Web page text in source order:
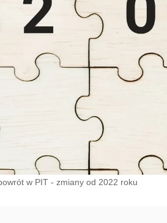
w PIT - zmiany od 2022 roku